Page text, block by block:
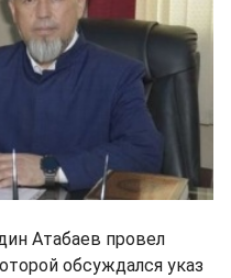
Атабаев провел
обсуждался указ